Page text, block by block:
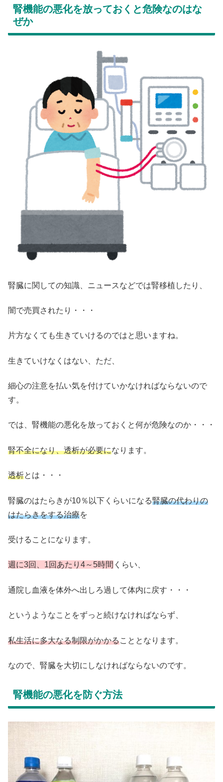
腎機能の悪化を放っておくと危険なのはな
ぜか
腎臓に関しての知識、ニュースなどでは腎移植したり、
闇で売買されたり・・・
片方なくても生きていけるのではと思いますね。
生きていけなくはない、ただ、
細心の注意を払い気を付けていかなければならないので
す。
では、腎機能の悪化を放っておくと何が危険なのか・・・
腎不全になり、透析が必要になります。
透析とは・・・
腎臓のはたらきが10％以下くらいになる腎臓の代わりの
はたらきをする治療を
受けることになります。
週に3回、1回あたり4～5時間 くらい、
通院し血液を体外へ出しろ過して体内に戻す・・・
というようなことをずっと続けなければならず、
私生活に多大なる制限がかかることとなります。
なので、腎臓を大切にしなければならないのです。
腎機能の悪化を防ぐ方法